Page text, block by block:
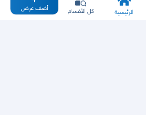
الرئيسية كل الأقسام أضف عرض